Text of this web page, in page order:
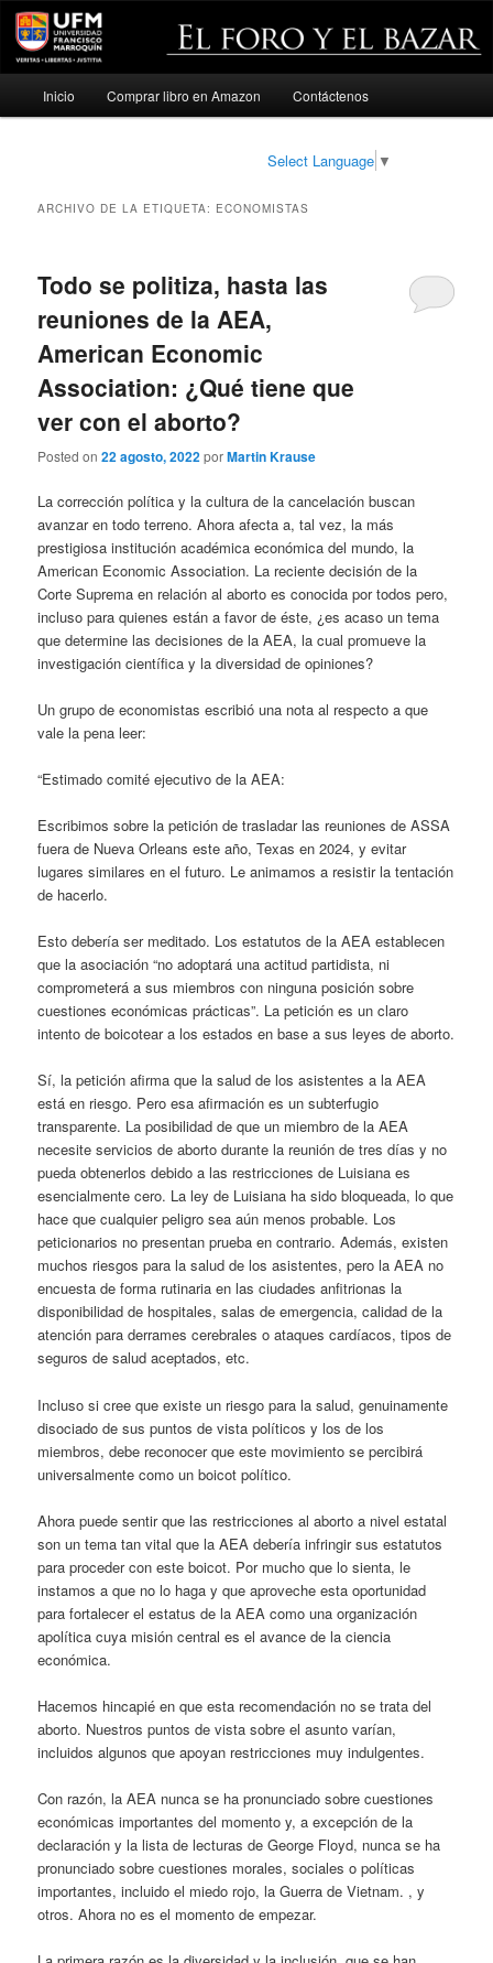
Ir
Ir
Inicio Comprar libro en Amazon Contáctenos
Select Language ▼
ARCHIVO DE LA ETIQUETA: ECONOMISTAS
Todo se politiza, hasta las
reuniones de la AEA,
American Economic
Association: ¿Qué tiene que
ver con el aborto?
Posted on22 agosto, 2022porMartin Krause
La corrección política y la cultura de la cancelación buscan
avanzar en todo terreno. Ahora afecta a, tal vez, la más
prestigiosa institución académica económica del mundo, la
American Economic Association. La reciente decisión de la
Corte Suprema en relación al aborto es conocida por todos pero,
incluso para quienes están a favor de éste, ¿es acaso un tema
que determine las decisiones de la AEA, la cual promueve la
investigación científica y la diversidad de opiniones?
Un grupo de economistas escribió una nota al respecto a que
vale la pena leer:
“Estimado comité ejecutivo de la AEA:
Escribimos sobre la petición de trasladar las reuniones de ASSA
fuera de Nueva Orleans este año, Texas en 2024, y evitar
lugares similares en el futuro. Le animamos a resistir la tentación
de hacerlo.
Esto debería ser meditado. Los estatutos de la AEA establecen
que la asociación “no adoptará una actitud partidista, ni
comprometerá a sus miembros con ninguna posición sobre
cuestiones económicas prácticas”. La petición es un claro
intento de boicotear a los estados en base a sus leyes de aborto.
Sí, la petición afirma que la salud de los asistentes a la AEA
está en riesgo. Pero esa afirmación es un subterfugio
transparente. La posibilidad de que un miembro de la AEA
necesite servicios de aborto durante la reunión de tres días y no
pueda obtenerlos debido a las restricciones de Luisiana es
esencialmente cero. La ley de Luisiana ha sido bloqueada, lo que
hace que cualquier peligro sea aún menos probable. Los
peticionarios no presentan prueba en contrario. Además, existen
muchos riesgos para la salud de los asistentes, pero la AEA no
encuesta de forma rutinaria en las ciudades anfitrionas la
disponibilidad de hospitales, salas de emergencia, calidad de la
atención para derrames cerebrales o ataques cardíacos, tipos de
seguros de salud aceptados, etc.
Incluso si cree que existe un riesgo para la salud, genuinamente
disociado de sus puntos de vista políticos y los de los
miembros, debe reconocer que este movimiento se percibirá
universalmente como un boicot político.
Ahora puede sentir que las restricciones al aborto a nivel estatal
son un tema tan vital que la AEA debería infringir sus estatutos
para proceder con este boicot. Por mucho que lo sienta, le
instamos a que no lo haga y que aproveche esta oportunidad
para fortalecer el estatus de la AEA como una organización
apolítica cuya misión central es el avance de la ciencia
económica.
Hacemos hincapié en que esta recomendación no se trata del
aborto. Nuestros puntos de vista sobre el asunto varían,
incluidos algunos que apoyan restricciones muy indulgentes.
Con razón, la AEA nunca se ha pronunciado sobre cuestiones
económicas importantes del momento y, a excepción de la
declaración y la lista de lecturas de George Floyd, nunca se ha
pronunciado sobre cuestiones morales, sociales o políticas
importantes, incluido el miedo rojo, la Guerra de Vietnam. , y
otros. Ahora no es el momento de empezar.